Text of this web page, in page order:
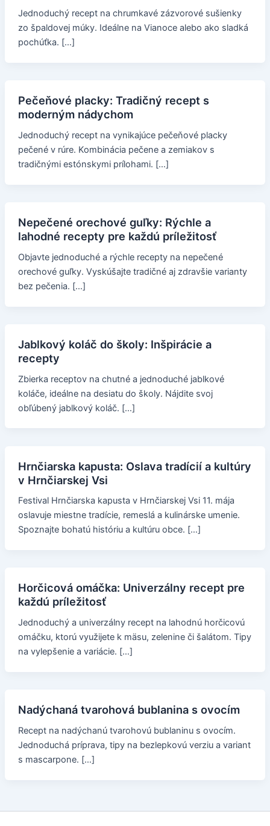
Jednoduchý recept na chrumkavé zázvorové sušienky
zo špaldovej múky. Ideálne na Vianoce alebo ako sladká
pochúťka. […]
Pečeňové placky: Tradičný recept s
moderným nádychom
Jednoduchý recept na vynikajúce pečeňové placky
pečené v rúre. Kombinácia pečene a zemiakov s
tradičnými estónskymi prílohami. […]
Nepečené orechové guľky: Rýchle a
lahodné recepty pre každú príležitosť
Objavte jednoduché a rýchle recepty na nepečené
orechové guľky. Vyskúšajte tradičné aj zdravšie varianty
bez pečenia. […]
Jablkový koláč do školy: Inšpirácie a
recepty
Zbierka receptov na chutné a jednoduché jablkové
koláče, ideálne na desiatu do školy. Nájdite svoj
obľúbený jablkový koláč. […]
Hrnčiarska kapusta: Oslava tradícií a kultúry
v Hrnčiarskej Vsi
Festival Hrnčiarska kapusta v Hrnčiarskej Vsi 11. mája
oslavuje miestne tradície, remeslá a kulinárske umenie.
Spoznajte bohatú históriu a kultúru obce. […]
Horčicová omáčka: Univerzálny recept pre
každú príležitosť
Jednoduchý a univerzálny recept na lahodnú horčicovú
omáčku, ktorú využijete k mäsu, zelenine či šalátom. Tipy
na vylepšenie a variácie. […]
Nadýchaná tvarohová bublanina s ovocím
Recept na nadýchanú tvarohovú bublaninu s ovocím.
Jednoduchá príprava, tipy na bezlepkovú verziu a variant
s mascarpone. […]